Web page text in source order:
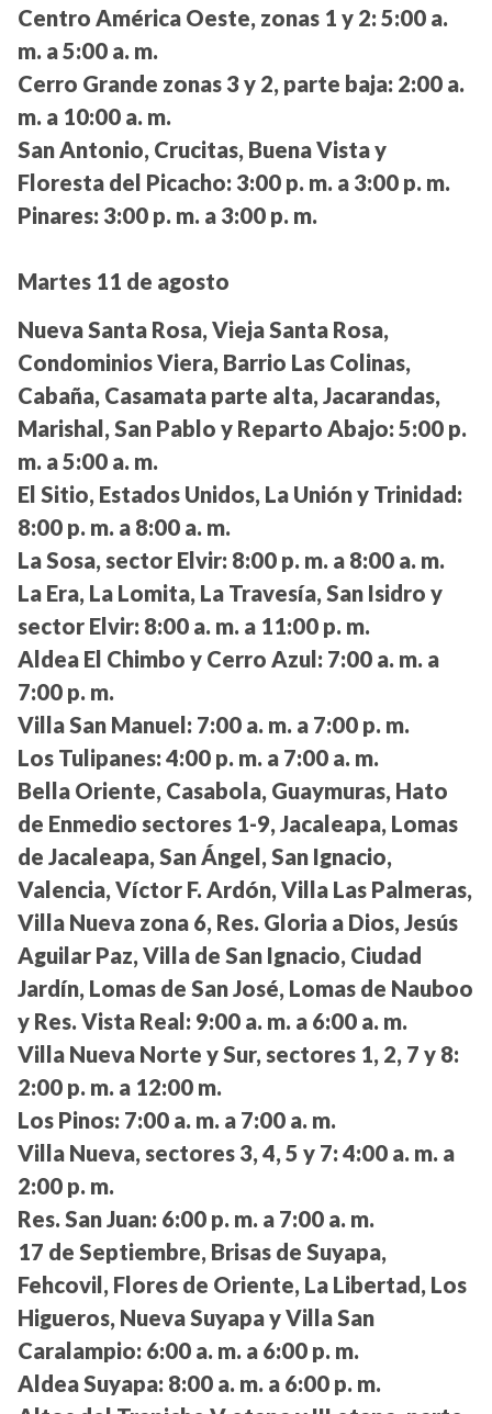
Centro América Oeste, zonas 1 y 2: 5:00 a.
m. a 5:00 a. m.
Cerro Grande zonas 3 y 2, parte baja: 2:00 a.
m. a 10:00 a. m.
San Antonio, Crucitas, Buena Vista y
Floresta del Picacho: 3:00 p. m. a 3:00 p. m.
Pinares: 3:00 p. m. a 3:00 p. m.
Martes 11 de agosto
Nueva Santa Rosa, Vieja Santa Rosa,
Condominios Viera, Barrio Las Colinas,
Cabaña, Casamata parte alta, Jacarandas,
Marishal, San Pablo y Reparto Abajo: 5:00 p.
m. a 5:00 a. m.
El Sitio, Estados Unidos, La Unión y Trinidad:
8:00 p. m. a 8:00 a. m.
La Sosa, sector Elvir: 8:00 p. m. a 8:00 a. m.
La Era, La Lomita, La Travesía, San Isidro y
sector Elvir: 8:00 a. m. a 11:00 p. m.
Aldea El Chimbo y Cerro Azul: 7:00 a. m. a
7:00 p. m.
Villa San Manuel: 7:00 a. m. a 7:00 p. m.
Los Tulipanes: 4:00 p. m. a 7:00 a. m.
Bella Oriente, Casabola, Guaymuras, Hato
de Enmedio sectores 1-9, Jacaleapa, Lomas
de Jacaleapa, San Ángel, San Ignacio,
Valencia, Víctor F. Ardón, Villa Las Palmeras,
Villa Nueva zona 6, Res. Gloria a Dios, Jesús
Aguilar Paz, Villa de San Ignacio, Ciudad
Jardín, Lomas de San José, Lomas de Nauboo
y Res. Vista Real: 9:00 a. m. a 6:00 a. m.
Villa Nueva Norte y Sur, sectores 1, 2, 7 y 8:
2:00 p. m. a 12:00 m.
Los Pinos: 7:00 a. m. a 7:00 a. m.
Villa Nueva, sectores 3, 4, 5 y 7: 4:00 a. m. a
2:00 p. m.
Res. San Juan: 6:00 p. m. a 7:00 a. m.
17 de Septiembre, Brisas de Suyapa,
Fehcovil, Flores de Oriente, La Libertad, Los
Higueros, Nueva Suyapa y Villa San
Caralampio: 6:00 a. m. a 6:00 p. m.
Aldea Suyapa: 8:00 a. m. a 6:00 p. m.